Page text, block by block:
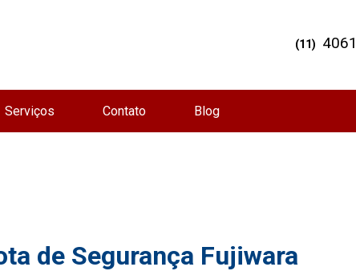
Serviços Contato Blog
(11)
de Segurança Fujiwara